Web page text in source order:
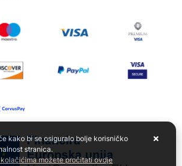
kako bi se osiguralo bolje korisničko
stranica.
možete pročitati ovdje